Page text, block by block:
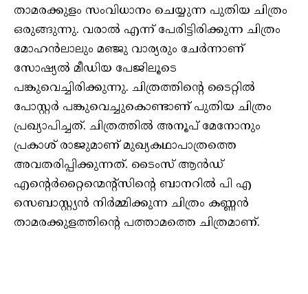
താമരക്കുളം സംവിധാനം ചെയ്യുന്ന പുതിയ ചിത്രം
ഒരുങ്ങുന്നു. വരാൽ എന്ന് പേരിട്ടിരിക്കുന്ന ചിത്രം
മോഹൻലാലും മഞ്ജു വാര്യരും ചേർന്നാണ്
സോഷ്യൽ മീഡിയ പേജിലൂടെ
പങ്കുവെച്ചിരിക്കുന്നു. ചിത്രത്തിന്റെ ടൈറ്റിൽ
പോസ്റ്റർ പങ്കുവെച്ചുകൊണ്ടാണ് പുതിയ ചിത്രം
പ്രഖ്യാപിച്ചത്. ചിത്രത്തിൽ അനൂപ് മേനോനും
പ്രകാശ് രാജുമാണ് മുഖ്യകഥാപാത്രത്തെ
അവതരിപ്പിക്കുന്നത്. ടൈംസ് ആൻഡ്
എന്റെർറ്റൈന്മെന്റ്സിന്റെ ബാനറിൽ പി എ
സെബാസ്റ്റ്യൻ നിർമ്മിക്കുന്ന ചിത്രം കണ്ണൻ
താമരക്കുളത്തിന്റെ പത്താമത്തെ ചിത്രമാണ്.